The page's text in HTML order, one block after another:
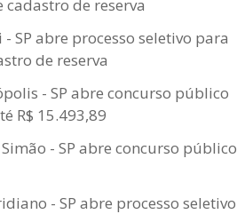
de reserva
SP abre processo seletivo para
de reserva
- SP abre concurso público
R$ 15.493,89
- SP abre concurso público
- SP abre processo seletivo